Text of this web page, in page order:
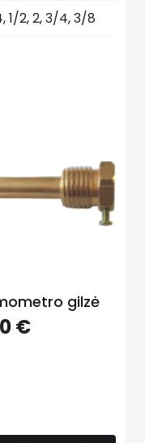
,1/2,2,3/4,3/8
gilzė
€